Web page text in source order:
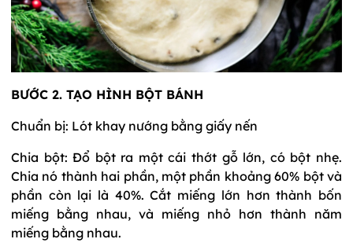
BƯỚC 2. TẠO HÌNH BỘT BÁNH
Chuẩn bị: Lót khay nướng bằng giấy nến
Chia bột: Đổ bột ra một cái thớt gỗ lớn, có bột nhẹ.
Chia nó thành hai phần, một phần khoảng 60% bột và
phần còn lại là 40%. Cắt miếng lớn hơn thành bốn
miếng bằng nhau, và miếng nhỏ hơn thành năm
miếng bằng nhau.